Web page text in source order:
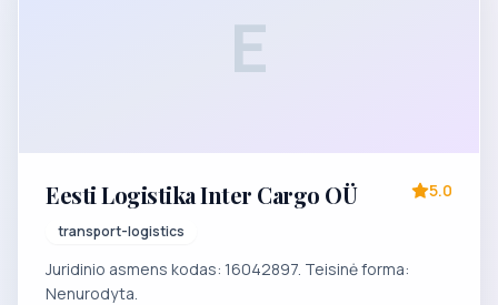
E
Eesti Logistika Inter Cargo OÜ
transport-logistics
5.0
Juridinio asmens kodas: 16042897. Teisinė forma:
Nenurodyta.